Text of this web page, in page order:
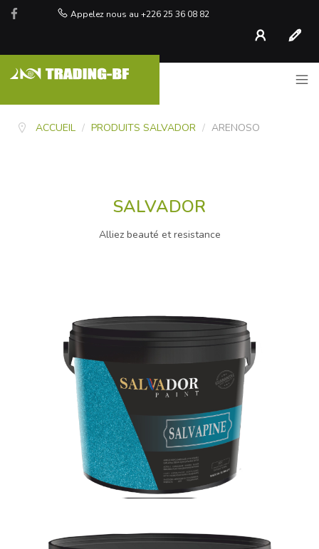
Appelez nous au +226 25 36 08 82
Compte
ACCUEIL / PRODUITS SALVADOR / ARENOSO
SALVADOR
Alliez beauté et resistance